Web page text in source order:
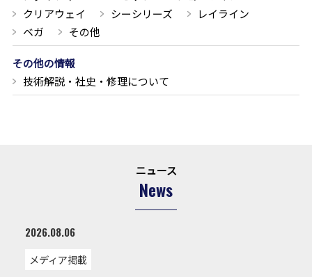
クリアウェイ
シーシリーズ
レイライン
ベガ
その他
その他の情報
技術解説・社史・修理について
ニュース
News
2026.08.06
メディア掲載